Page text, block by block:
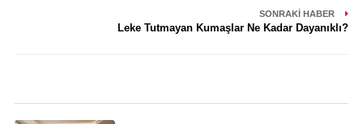
SONRAKI HABER
Leke Tutmayan Kumaşlar Ne Kadar Dayanıklı?